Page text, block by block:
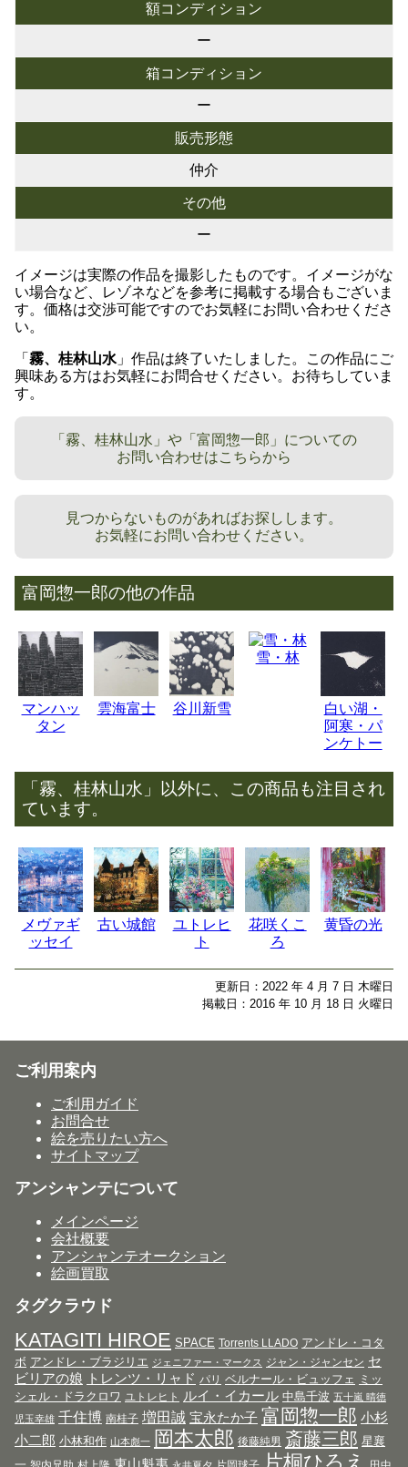
額コンディション
ー
箱コンディション
ー
販売形態
仲介
その他
ー
イメージは実際の作品を撮影したものです。イメージがな
い場合など、レゾネなどを参考に掲載する場合もございま
す。価格は交渉可能ですのでお気軽にお問い合わせくださ
い。
「 霧、桂林山水 」作品は終了いたしました。この作品にご
興味ある方はお気軽にお問合せください。お待ちしていま
す。
「霧、桂林山水」や「富岡惣一郎」についての
お問い合わせはこちらから
見つからないものがあればお探しします。
お気軽にお問い合わせください。
富岡惣一郎の他の作品
マンハッ
タン
雲海富士 谷川新雪
雪・林
白い湖・
阿寒・パ
ンケトー
「霧、桂林山水」以外に、この商品も注目され
ています。
メヴァギ
ッセイ
古い城館
ユトレヒ
ト
花咲くこ
ろ
黄昏の光
更新日：2022 年 4 月 7 日 木曜日
掲載日：2016 年 10 月 18 日 火曜日
ご利用案内
ご利用ガイド
お問合せ
絵を売りたい方へ
サイトマップ
アンシャンテについて
メインページ
会社概要
アンシャンテオークション
絵画買取
タグクラウド
KATAGITI HIROE SPACE Torrents LLADO アンドレ・コタ
ボ アンドレ・ブラジリエ ジェニファー・マークス ジャン・ジャンセン セ
ビリアの娘
トレンツ・リャド パリ ベルナール・ビュッフェ ミッ
シェル・ドラクロワ ユトレヒト ルイ・イカール 中島千波 五十嵐 晴徳
児玉幸雄 千住博 南桂子 増田誠 宝永たか子 富岡惣一郎 小杉
小二郎 小林和作 山本彪一 岡本太郎 後藤純男 斎藤三郎 星襄
片桐ひろえ